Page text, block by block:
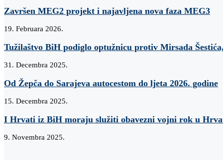
Završen MEG2 projekt i najavljena nova faza MEG3
19. Februara 2026.
Tužilaštvo BiH podiglo optužnicu protiv Mirsada
31. Decembra 2025.
Od Žepča do Sarajeva autocestom do ljeta 2026. godine
15. Decembra 2025.
I Hrvati iz BiH moraju služiti obavezni vojni rok u
9. Novembra 2025.